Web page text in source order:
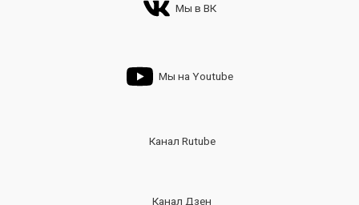
Мы в ВК
Мы на Youtube
Канал Rutube
Канал Дзен